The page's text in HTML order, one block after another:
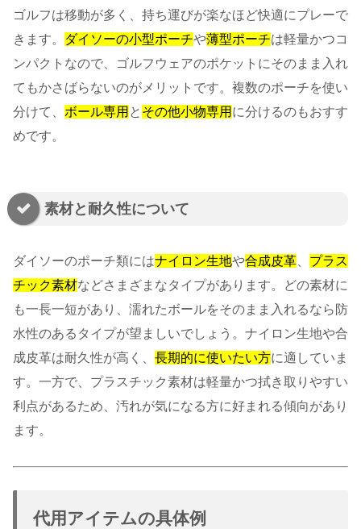
ゴルフは移動が多く、持ち運びが楽なほど快適にプレーで
きます。
ダイソーの小型ポーチや薄型ポーチは軽量かつコ
ンパクトなので、ゴルフウェアのポケットにそのまま入れ
てもかさばらないのがメリットです。複数のポーチを使い
分けて、 ボール専用 と その他小物専用 に分けるのもおすす
めです。
素材と耐久性について
ダイソーのポーチ類にはナイロン生地や合成皮革
プラス
チック素材などさまざまなタイプがあります。どの素材に
も一長一短があり、濡れたボールをそのまま入れるなら防
水性のあるタイプが望ましいでしょう。ナイロン生地や合
成皮革は耐久性が高く、 長期的に使いたい方に適していま
す。一方で、プラスチック素材は軽量かつ拭き取りやすい
利点があるため、汚れが気になる方に好まれる傾向があり
ます。
代用アイテムの具体例